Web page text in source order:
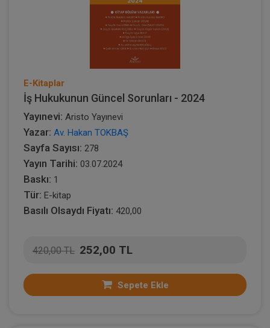
E-Kitaplar
İş Hukukunun Güncel Sorunları - 2024
Yayınevi: Aristo Yayınevi
Yazar: Av. Hakan TOKBAŞ
Sayfa Sayısı: 278
Yayın Tarihi: 03.07.2024
Baskı: 1
Tür: E-kitap
Basılı Olsaydı Fiyatı: 420,00
420,00 TL 252,00 TL
Sepete Ekle